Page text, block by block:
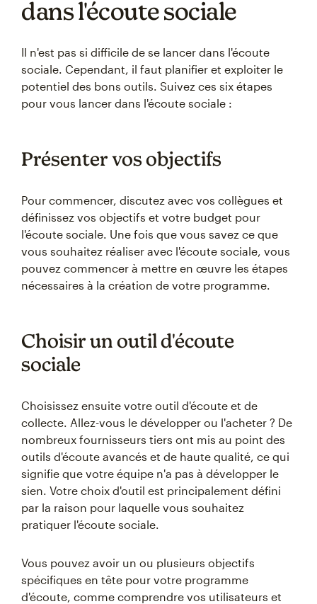
dans l'écoute sociale
Il n'est pas si difficile de se lancer dans l'écoute
sociale. Cependant, il faut planifier et exploiter le
potentiel des bons outils. Suivez ces six étapes
pour vous lancer dans l'écoute sociale :
Présenter vos objectifs
Pour commencer, discutez avec vos collègues et
définissez vos objectifs et votre budget pour
l'écoute sociale. Une fois que vous savez ce que
vous souhaitez réaliser avec l'écoute sociale, vous
pouvez commencer à mettre en œuvre les étapes
nécessaires à la création de votre programme.
Choisir un outil d'écoute
sociale
Choisissez ensuite votre outil d'écoute et de
collecte. Allez-vous le développer ou l'acheter ? De
nombreux fournisseurs tiers ont mis au point des
outils d'écoute avancés et de haute qualité, ce qui
signifie que votre équipe n'a pas à développer le
sien. Votre choix d'outil est principalement défini
par la raison pour laquelle vous souhaitez
pratiquer l'écoute sociale.
Vous pouvez avoir un ou plusieurs objectifs
spécifiques en tête pour votre programme
d'écoute, comme comprendre vos utilisateurs et